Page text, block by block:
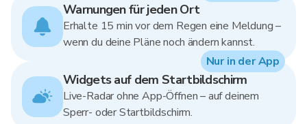
Warnungen für jeden Ort
Erhalte 15 min vor dem Regen eine Meldung –
wenn du deine Pläne noch ändern kannst.
Widgets auf dem Startbildschirm
Live-Radar ohne App-Öffnen – auf deinem
Sperr- oder Startbildschirm.
Nur in der App